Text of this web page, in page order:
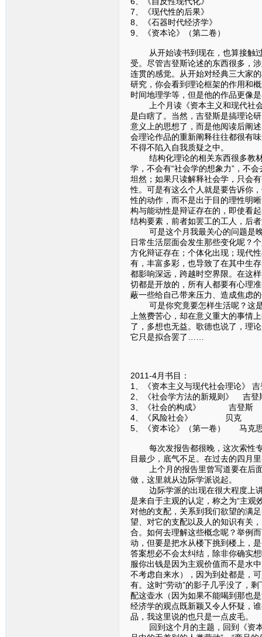
7、《现代性的后果》
8、《石器时代经济学
9、《资本论》（第二
从开始读书到现在，也算接触过
受。尽管吉登斯论述的东西很多，
连贯的感觉。从开始对经典三大家
研究，你会看到理论框架的作用和
时间地理学等，但是他的作品更像
上个月读《资本主义和现代社会
是白瞎了。当然，吉登斯是搞理论
意义上的思想了，而是他阅读后阐
会理论作品的重新阐释往往都很有
不得不陷入自我质疑之中。
结构化理论的相关东西很多教材
学，不会有“社会学的想象力”，不
坦然；如果只读解释社会学，只会
性。可是有这么个人就是要告诉你
性的动作，而不是出于目的理性明
构与能动性是辩证存在的，即使看
结构要素，前者如罢工的工人，后
可是这个月我最关心的问题是晚
日常生活层面会发生那些变化呢？
方化辩证存在；个体化出现；现代
有，丰富多彩，也导致了在其中生
都影响深远，跨越时空界限。在这
切都是开放的，所有人都要有心理
蔽一些给自己带来压力、造成焦虑
可是你究竟要怎样生活呢？这是
上煞费苦心，却在意义重大的事情
了，多想也无益。歌德也说了，理
它只是拟合罢了……
2011-4月书目：
1、《资本主义与现代社会理论》 吉
2、《社会学方法的新规则》 吉登
3、《社会的构成》 吉登斯
4、《风险社会》 贝克
5、《资本论》（第一卷） 马克
每次发报告都很晚，这次索性专
目最少，底气不足。在过去的四月
上个月的报告里曾写道要在后面
做，这里就从边际学派说起。
边际学派的出现在很大程度上讲
是来自于主观的认定，称之为“主观
对他的支配，关系到我们欲望的满
望、对它的支配以及人的知识有关
合。如何去理解这些概念呢？举例
动，但要是把水从楼下挑到楼上，
答案想必不会太纠结，除非你确实
服你出钱是因为主观价值而不是水
不考虑自来水），因为到处都是，
有。这时“劳动”的影子几乎没了，
配这壶水（因为如果不能喝到那也
经济学的观点既新颖又令人怀疑，
品，我这里说的也只是一点皮毛。
回到这个月的主题，回到《资本